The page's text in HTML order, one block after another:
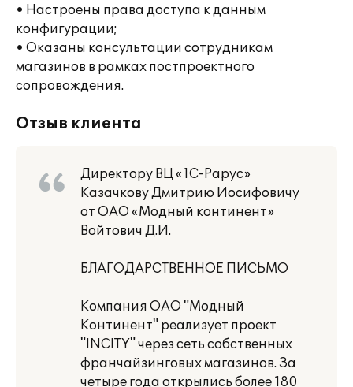
• Настроены права доступа к данным
конфигурации;
• Оказаны консультации сотрудникам
магазинов в рамках постпроектного
сопровождения.
Отзыв клиента
Директору ВЦ «1С-Рарус»
Казачкову Дмитрию Иосифовичу
от ОАО «Модный континент»
Войтович Д.И.
БЛАГОДАРСТВЕННОЕ ПИСЬМО
Компания ОАО "Модный
Континент" реализует проект
"INCITY" через сеть собственных
франчайзинговых магазинов. За
четыре года открылись более 180